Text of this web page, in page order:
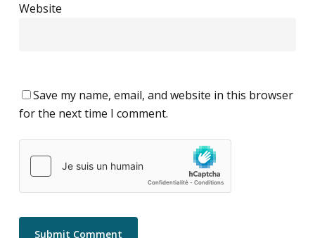
Website
Save my name, email, and website in this browser
for the next time I comment.